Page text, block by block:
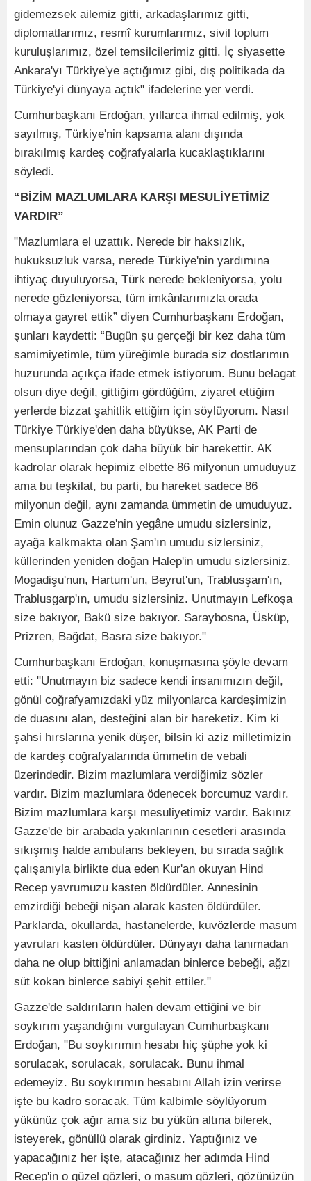
gidemezsek ailemiz gitti, arkadaşlarımız gitti,
diplomatlarımız, resmî kurumlarımız, sivil toplum
kuruluşlarımız, özel temsilcilerimiz gitti. İç siyasette
Ankara'yı Türkiye'ye açtığımız gibi, dış politikada da
Türkiye'yi dünyaya açtık" ifadelerine yer verdi.
Cumhurbaşkanı Erdoğan, yıllarca ihmal edilmiş, yok
sayılmış, Türkiye'nin kapsama alanı dışında
bırakılmış kardeş coğrafyalarla kucaklaştıklarını
söyledi.
“BİZİM MAZLUMLARA KARŞI MESULİYETİMİZ
VARDIR”
"Mazlumlara el uzattık. Nerede bir haksızlık,
hukuksuzluk varsa, nerede Türkiye'nin yardımına
ihtiyaç duyuluyorsa, Türk nerede bekleniyorsa, yolu
nerede gözleniyorsa, tüm imkânlarımızla orada
olmaya gayret ettik” diyen Cumhurbaşkanı Erdoğan,
şunları kaydetti: “Bugün şu gerçeği bir kez daha tüm
samimiyetimle, tüm yüreğimle burada siz dostlarımın
huzurunda açıkça ifade etmek istiyorum. Bunu belagat
olsun diye değil, gittiğim gördüğüm, ziyaret ettiğim
yerlerde bizzat şahitlik ettiğim için söylüyorum. Nasıl
Türkiye Türkiye'den daha büyükse, AK Parti de
mensuplarından çok daha büyük bir harekettir. AK
kadrolar olarak hepimiz elbette 86 milyonun umuduyuz
ama bu teşkilat, bu parti, bu hareket sadece 86
milyonun değil, aynı zamanda ümmetin de umuduyuz.
Emin olunuz Gazze'nin yegâne umudu sizlersiniz,
ayağa kalkmakta olan Şam'ın umudu sizlersiniz,
küllerinden yeniden doğan Halep'in umudu sizlersiniz.
Mogadişu'nun, Hartum'un, Beyrut'un, Trablusşam'ın,
Trablusgarp'ın, umudu sizlersiniz. Unutmayın Lefkoşa
size bakıyor, Bakü size bakıyor. Saraybosna, Üsküp,
Prizren, Bağdat, Basra size bakıyor."
Cumhurbaşkanı Erdoğan, konuşmasına şöyle devam
etti: "Unutmayın biz sadece kendi insanımızın değil,
gönül coğrafyamızdaki yüz milyonlarca kardeşimizin
de duasını alan, desteğini alan bir hareketiz. Kim ki
şahsi hırslarına yenik düşer, bilsin ki aziz milletimizin
de kardeş coğrafyalarında ümmetin de vebali
üzerindedir. Bizim mazlumlara verdiğimiz sözler
vardır. Bizim mazlumlara ödenecek borcumuz vardır.
Bizim mazlumlara karşı mesuliyetimiz vardır. Bakınız
Gazze'de bir arabada yakınlarının cesetleri arasında
sıkışmış halde ambulans bekleyen, bu sırada sağlık
çalışanıyla birlikte dua eden Kur'an okuyan Hind
Recep yavrumuzu kasten öldürdüler. Annesinin
emzirdiği bebeği nişan alarak kasten öldürdüler.
Parklarda, okullarda, hastanelerde, kuvözlerde masum
yavruları kasten öldürdüler. Dünyayı daha tanımadan
daha ne olup bittiğini anlamadan binlerce bebeği, ağzı
süt kokan binlerce sabiyi şehit ettiler."
Gazze'de saldırıların halen devam ettiğini ve bir
soykırım yaşandığını vurgulayan Cumhurbaşkanı
Erdoğan, "Bu soykırımın hesabı hiç şüphe yok ki
sorulacak, sorulacak, sorulacak. Bunu ihmal
edemeyiz. Bu soykırımın hesabını Allah izin verirse
işte bu kadro soracak. Tüm kalbimle söylüyorum
yükünüz çok ağır ama siz bu yükün altına bilerek,
isteyerek, gönüllü olarak girdiniz. Yaptığınız ve
yapacağınız her işte, atacağınız her adımda Hind
Recep'in o güzel gözleri, o masum gözleri, gözünüzün